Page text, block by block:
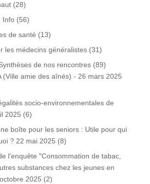
(28)
Info (56)
de santé (13)
les médecins généralistes (31)
de nos rencontres (89)
(Ville amie des aînés) - 26 mars 2025
socio-environnementales de
2025 (6)
boîte pour les seniors : Utile pour qui
? 22 mai 2025 (8)
l'enquête "Consommation de tabac,
substances chez les jeunes en
2025 (2)